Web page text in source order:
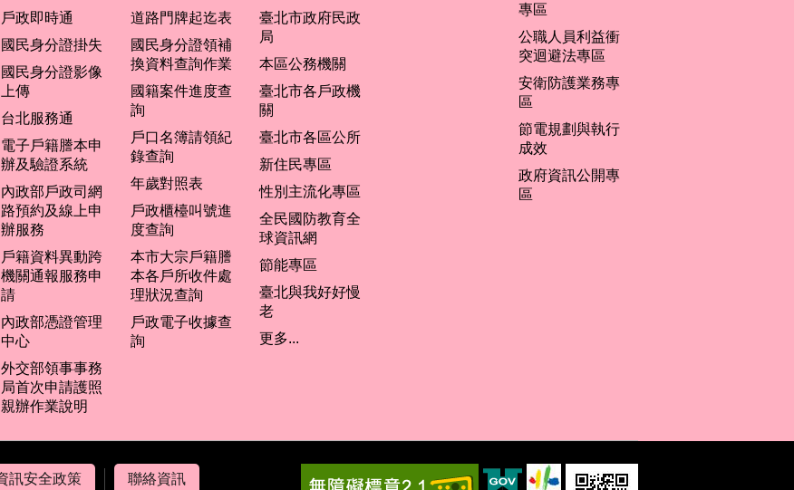
戶政即時通
國民身分證掛失
國民身分證影像
上傳
台北服務通
電子戶籍謄本申
辦及驗證系統
內政部戶政司網
路預約及線上申
辦服務
戶籍資料異動跨
機關通報服務申
請
內政部憑證管理
中心
外交部領事事務
局首次申請護照
親辦作業說明
道路門牌起迄表
國民身分證領補
換資料查詢作業
國籍案件進度查
詢
戶口名簿請領紀
錄查詢
年歲對照表
戶政櫃檯叫號進
度查詢
本市大宗戶籍謄
本各戶所收件處
理狀況查詢
戶政電子收據查
詢
臺北市政府民政
局
本區公務機關
臺北市各戶政機
關
臺北市各區公所
新住民專區
性別主流化專區
全民國防教育全
球資訊網
節能專區
臺北與我好好慢
老
更多...
專區
公職人員利益衝
突迴避法專區
安衛防護業務專
區
節電規劃與執行
成效
政府資訊公開專
區
訊安全政策 聯絡資訊